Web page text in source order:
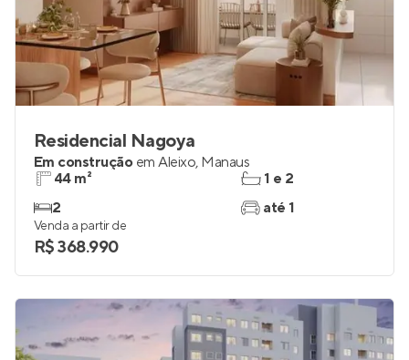
Residencial Nagoya
Em construção em Aleixo, Manaus
44 m²
2
1 e 2
até 1
Venda a partir de
R$ 368.990